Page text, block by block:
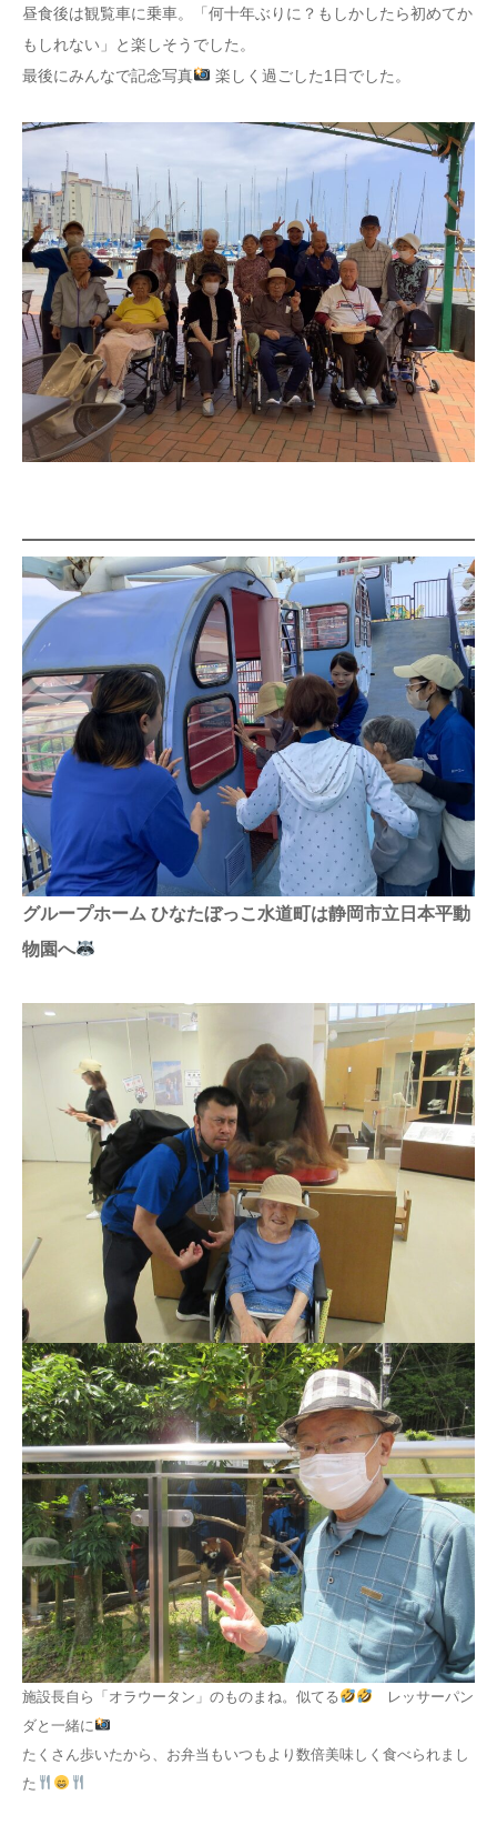
昼食後は観覧車に乗車。「何十年ぶりに？もしかしたら初めてか
もしれない」と楽しそうでした。
最後にみんなで記念写真
楽しく過ごした1日でした。
グループホーム ひなたぼっこ水道町は静岡市立日本平動
物園へ
施設長自ら「オラウータン」のものまね。似てる
レッサーパン
ダと一緒に
たくさん歩いたから、お弁当もいつもより数倍美味しく食べられまし
た